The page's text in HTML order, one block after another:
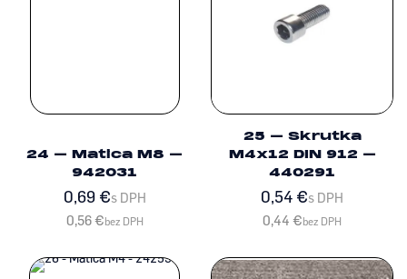
24 – Matica M8 –
942031
0,69 €s DPH
0,56€bez DPH
25 – Skrutka
M4x12 DIN 912 –
440291
0,54 €s DPH
0,44€bez DPH